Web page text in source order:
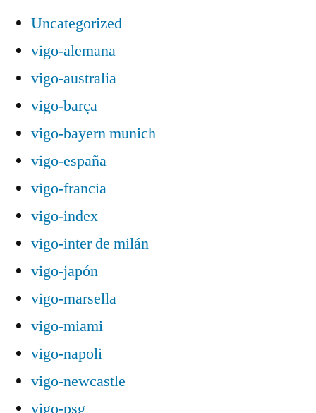
Uncategorized
vigo-alemana
vigo-australia
vigo-barça
vigo-bayern munich
vigo-españa
vigo-francia
vigo-index
vigo-inter de milán
vigo-japón
vigo-marsella
vigo-miami
vigo-napoli
vigo-newcastle
vigo-psg